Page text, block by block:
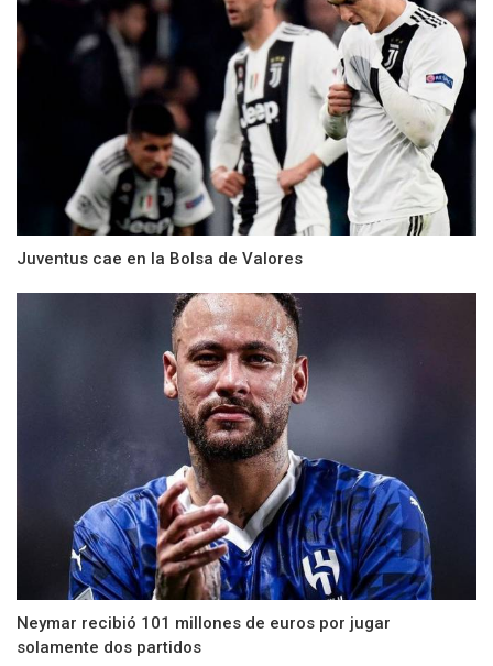
Juventus cae en la Bolsa de Valores
Neymar recibió 101 millones de euros por jugar
solamente dos partidos